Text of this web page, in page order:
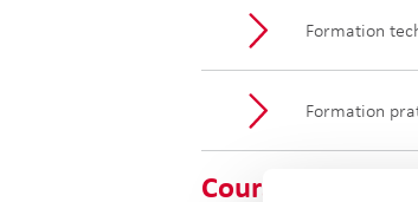
Formation
Formation
Cours sur la